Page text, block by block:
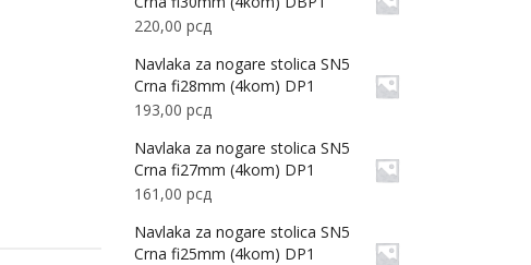
220,00 рсд
Navlaka za nogare stolica SN5
Crna fi28mm (4kom) DP1
193,00 рсд
Navlaka za nogare stolica SN5
Crna fi27mm (4kom) DP1
161,00 рсд
Navlaka za nogare stolica SN5
Crna fi25mm (4kom) DP1